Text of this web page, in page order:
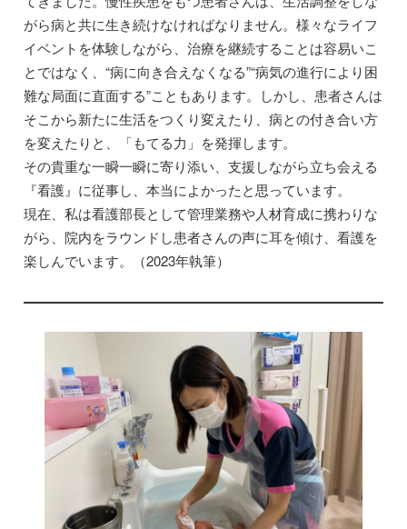
がら病と共に生き続けなければなりません。様々なライフ
イベントを体験しながら、治療を継続することは容易いこ
とではなく、“病に向き合えなくなる”“病気の進行により困
難な局面に直面する”こともあります。しかし、患者さんは
そこから新たに生活をつくり変えたり、病との付き合い方
を変えたりと、「もてる力」を発揮します。
その貴重な一瞬一瞬に寄り添い、支援しながら立ち会える
『看護』に従事し、本当によかったと思っています。
現在、私は看護部長として管理業務や人材育成に携わりな
がら、院内をラウンドし患者さんの声に耳を傾け、看護を
楽しんでいます。（2023年執筆）